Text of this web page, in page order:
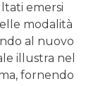
emersi
modalità
al nuovo
illustra nel
fornendo